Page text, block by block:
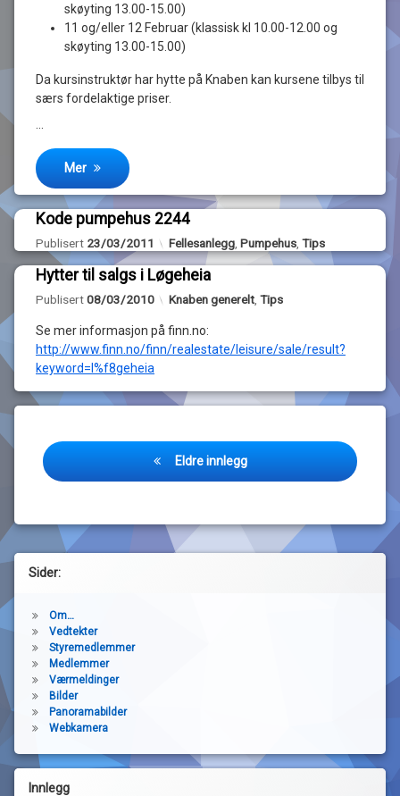
skøyting 13.00-15.00)
11 og/eller 12 Februar (klassisk kl 10.00-12.00 og
skøyting 13.00-15.00)
Da kursinstruktør har hytte på Knaben kan kursene tilbys til
særs fordelaktige priser.
Mer
Kode pumpehus 2244
Publisert 23/03/2011 Oppdatert 02/04/2013
Kategorier:
Fellesanlegg Pumpehus Tips
Legg
igjen
kommentar
Kode
pumpehus
2244
Hytter til salgs i Løgeheia
Publisert08/03/2010 Oppdatert 15/03/2010
Kategorier:
Knaben generelt Tips
Se mer informasjon på finn.no:
http://www.finn.no/finn/realestate/leisure/sale/result?
keyword=l%f8geheia
Legg
igjen
kommentar
til
Hytter
salgs
Løgeheia
admin
Innleggnavigasjon
Eldre innlegg
Sider:
Om…
Vedtekter
Styremedlemmer
Medlemmer
Værmeldinger
Bilder
Panoramabilder
Webkamera
Innlegg